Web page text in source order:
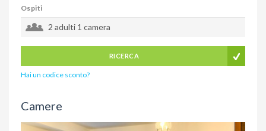
Ospiti
2 adulti 1 camera
RICERCA
Hai un codice sconto?
Camere